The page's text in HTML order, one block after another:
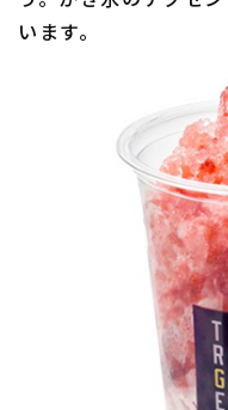
います。